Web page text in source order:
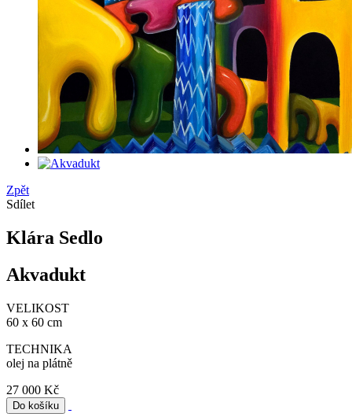
Zpět
Sdílet
Klára Sedlo
Akvadukt
VELIKOST
60 x 60 cm
TECHNIKA
olej na plátně
27 000 Kč